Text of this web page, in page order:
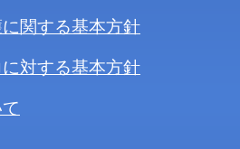
関する基本方針
対する基本方針